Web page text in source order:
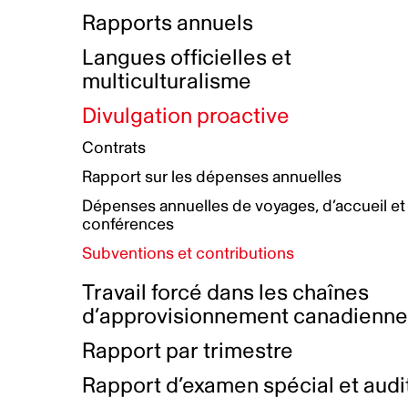
Initiatives autochtones
Plan de réconciliation autochtone
Groupe de travail autochtone
Principes directeurs sur le
harcèlement
Plan d’action pour la parité
Plan d'équité, de diversité,
d'inclusion et d'accessibilité
Boîte à outils pour le récit authentique
Collecte de données et l’auto-identification
Plan d'accessibilité
Rémunération et avantages
Prix et certifications
Nos valeurs d’entreprise
Rapports annuels
Langues officielles et
multiculturalisme
Divulgation proactive
Contrats
Rapport sur les dépenses annuelles
Dépenses annuelles de voyages, d’accueil
conférences
Subventions et contributions
Travail forcé dans les chaînes
d’approvisionnement
Rapport par trimestre
Rapport d’examen spécial et